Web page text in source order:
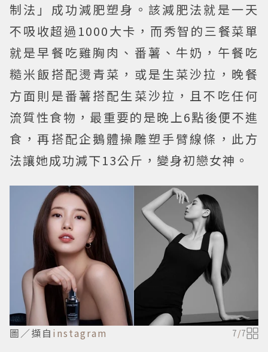
制法」成功減肥塑身。該減肥法就是一天
不吸收超過1000大卡，而秀智的三餐菜單
就是早餐吃雞胸肉、番薯、牛奶，午餐吃
糙米飯搭配燙青菜，或是生菜沙拉，晚餐
方面則是番薯搭配生菜沙拉，且不吃任何
流質性食物，最重要的是晚上6點後便不進
食，再搭配企鵝體操雕塑手臂線條，此方
法讓她成功減下13公斤，變身初戀女神。
圖／擷自 instagram 7/7